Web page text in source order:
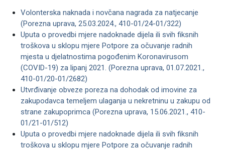
Volonterska naknada i novčana nagrada za natjecanje
(Porezna uprava, 25.03.2024., 410-01/24-01/322)
Uputa o provedbi mjere nadoknade dijela ili svih fiksnih
troškova u sklopu mjere Potpore za očuvanje radnih
mjesta u djelatnostima pogođenim Koronavirusom
(COVID-19) za lipanj 2021. (Porezna uprava, 01.07.2021.,
410-01/20-01/2682)
Utvrđivanje obveze poreza na dohodak od imovine za
zakupodavca temeljem ulaganja u nekretninu u zakupu od
strane zakupoprimca (Porezna uprava, 15.06.2021., 410-
01/21-01/512)
Uputa ​o provedbi mjere nadoknade dijela ili svih fiksnih
troškova u sklopu mjere Potpore za očuvanje radnih